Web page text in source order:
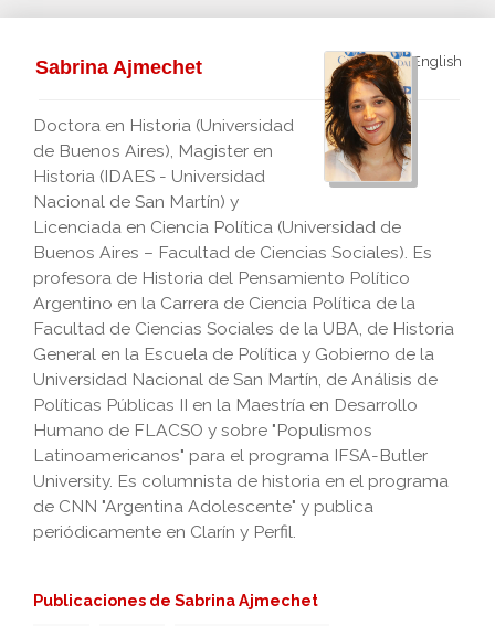
English
Sabrina Ajmechet
Doctora en Historia (Universidad
de Buenos Aires), Magister en
Historia (IDAES - Universidad
Nacional de San Martín) y
Licenciada en Ciencia Política (Universidad de
Buenos Aires – Facultad de Ciencias Sociales). Es
profesora de Historia del Pensamiento Político
Argentino en la Carrera de Ciencia Política de la
Facultad de Ciencias Sociales de la UBA, de Historia
General en la Escuela de Política y Gobierno de la
Universidad Nacional de San Martín, de Análisis de
Políticas Públicas II en la Maestría en Desarrollo
Humano de FLACSO y sobre "Populismos
Latinoamericanos" para el programa IFSA-Butler
University. Es columnista de historia en el programa
de CNN "Argentina Adolescente" y publica
periódicamente en Clarín y Perfil.
Publicaciones de Sabrina Ajmechet